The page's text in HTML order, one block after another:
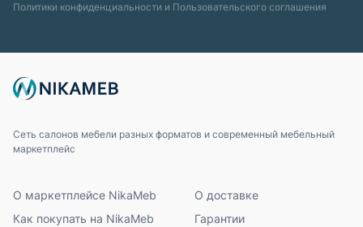
Политики конфиденциальности и Пользовательского соглашения
Сеть салонов мебели разных форматов и современный мебельный
маркетплейс
О маркетплейсе NikaMeb
Как покупать на NikaMeb
О доставке
Гарантии